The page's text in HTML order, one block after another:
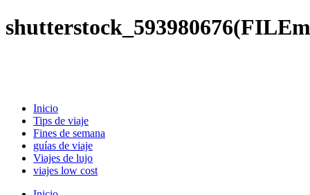
Inicio
Tips de viaje
Fines de semana
guías de viaje
Viajes de lujo
viajes low cost